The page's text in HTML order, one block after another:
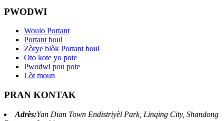
PWODWI
Woulo Portant
Portant boul
Zòrye blòk Portant boul
Oto kote yo pote
Pwodwi pou pote
Lòt moun
PRAN KONTAK
Adrès:Yan Dian Town Endistriyèl Park, Linqing City, Shandong